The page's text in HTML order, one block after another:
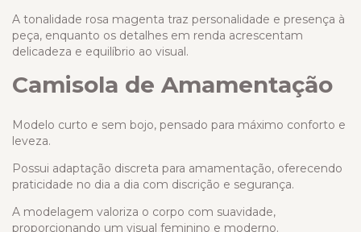
A tonalidade rosa magenta traz personalidade e presença à
peça, enquanto os detalhes em renda acrescentam
delicadeza e equilíbrio ao visual.
Camisola de Amamentação
Modelo curto e sem bojo, pensado para máximo conforto e
leveza.
Possui adaptação discreta para amamentação, oferecendo
praticidade no dia a dia com discrição e segurança.
A modelagem valoriza o corpo com suavidade,
proporcionando um visual feminino e moderno.